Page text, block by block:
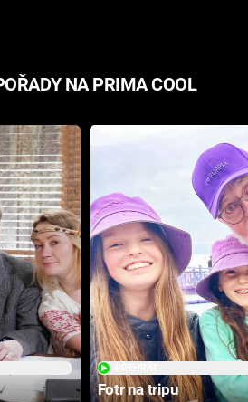
NA PRIMA COOL
Fotr na tripu